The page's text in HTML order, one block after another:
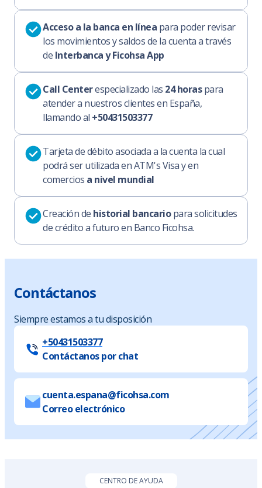
Acceso a la banca en línea para poder revisar
los movimientos y saldos de la cuenta a través
de Interbanca y Ficohsa App
Call Centerespecializado las 24 horaspara
atender a nuestros clientes en España,
llamando al +50431503377
Tarjeta de débito asociada a la cuenta la cual
podrá ser utilizada en ATM's Visa y en
comercios a nivel mundial
Creación de historial bancariopara solicitudes
de crédito a futuro en Banco Ficohsa.
Contáctanos
Siempre estamos a tu disposición
+50431503377
Contáctanos por chat
cuenta.espana@ficohsa.com
Correo electrónico
CENTRO DE AYUDA